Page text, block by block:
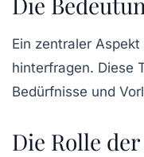
Ein zentraler
hinterfragen. Diese
Bedürfnisse und
Die Rolle